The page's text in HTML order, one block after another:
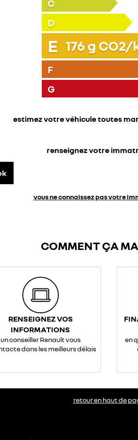
C
D
E 176 g CO2/
F
G
estimez votre véhicule toutes
renseignez votre
vous ne connaissez pas votre
COMMENT ÇA
RENSEIGNEZ VOS
INFORMATIONS
un conseiller Renault vous
dans les meilleurs délais
en
retour en haut de